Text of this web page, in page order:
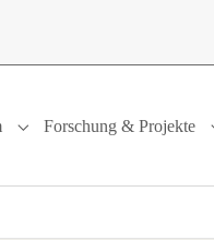
"International"
Submenu for "Studium"
Forschung & Projekte